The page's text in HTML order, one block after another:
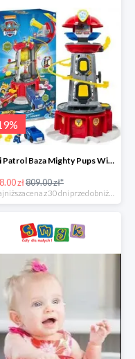
%
Psi Patrol Baza Mighty Pups Wieża obserwacyjna+pojazd z figurką -19%
zł809.00 zł*